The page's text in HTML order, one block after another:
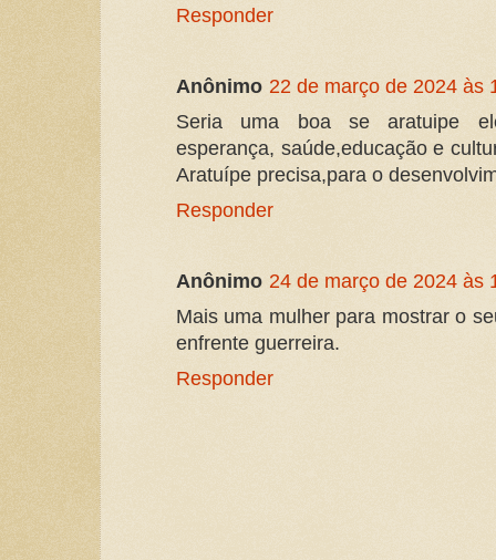
Responder
Anônimo 22 de março de 2024 às
Seria uma boa se aratuipe
esperança, saúde,educação e
Aratuípe precisa,para o
Responder
Anônimo 24 de março de 2024 às
Mais uma mulher para mostrar o
enfrente guerreira.
Responder